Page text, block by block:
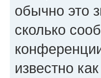
обычно это
сколько
известно